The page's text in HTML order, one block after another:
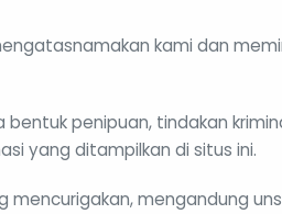
kami dan
penipuan, tindakan
yang ditampilkan di situs ini.
mencurigakan, mengandung